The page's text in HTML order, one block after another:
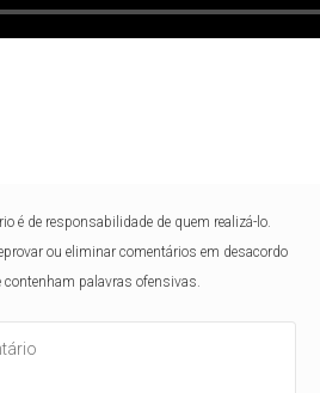
é de responsabilidade de quem realizá-lo.
ou eliminar comentários em desacordo
palavras ofensivas.